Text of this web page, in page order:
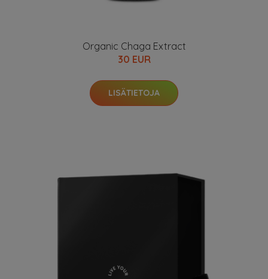
Organic Chaga Extract
30 EUR
LISÄTIETOJA